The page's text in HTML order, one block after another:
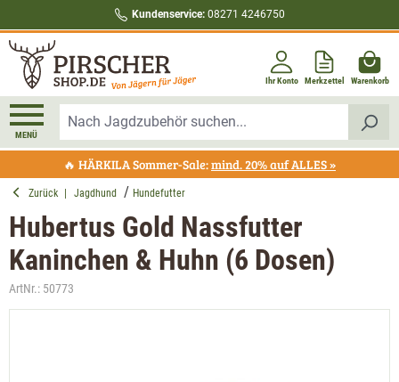
Kundenservice: 08271 4246750
Ihr Konto Merkzettel Warenkorb
MENÜ
🔥 HÄRKILA Sommer-Sale:mind. 20% auf ALLES »
Zurück Jagdhund Hundefutter
Hubertus Gold Nassfutter
Kaninchen & Huhn (6 Dosen)
ArtNr.: 50773